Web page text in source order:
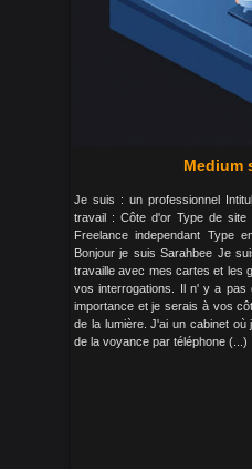
Medium
Je suis : un professionnel
travail : Côte d'or Type de
Freelance independant Type
Bonjour je suis Sarahbee Je
travaille avec mes cartes et les
vos interrogations. Il n' y a pas
importance et je serais à vos
de la lumière. J'ai un cabinet
de la voyance par téléphone (...)